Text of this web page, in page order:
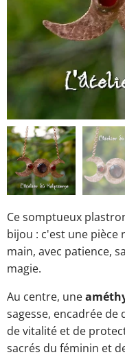
Ce somptueux
bijou : c'est une pièce
main, avec patience,
magie.
Au centre, une
sagesse, encadrée de
de vitalité et de
sacrés du féminin et